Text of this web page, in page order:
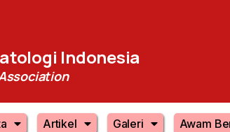
Indonesia
Artikel Galeri Awam